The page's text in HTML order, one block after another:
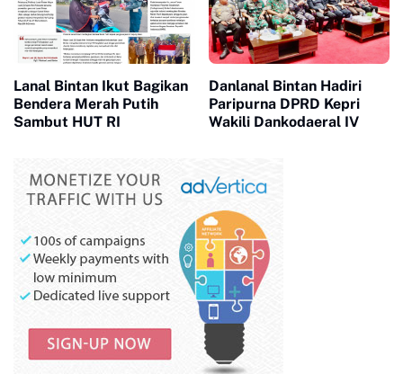
Lanal Bintan Ikut Bagikan
Bendera Merah Putih
Sambut HUT RI
Danlanal Bintan Hadiri
Paripurna DPRD Kepri
Wakili Dankodaeral IV